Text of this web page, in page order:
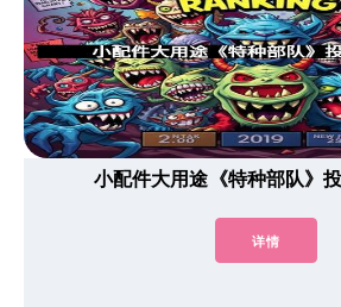
小配件大用途《特种部队》
详情